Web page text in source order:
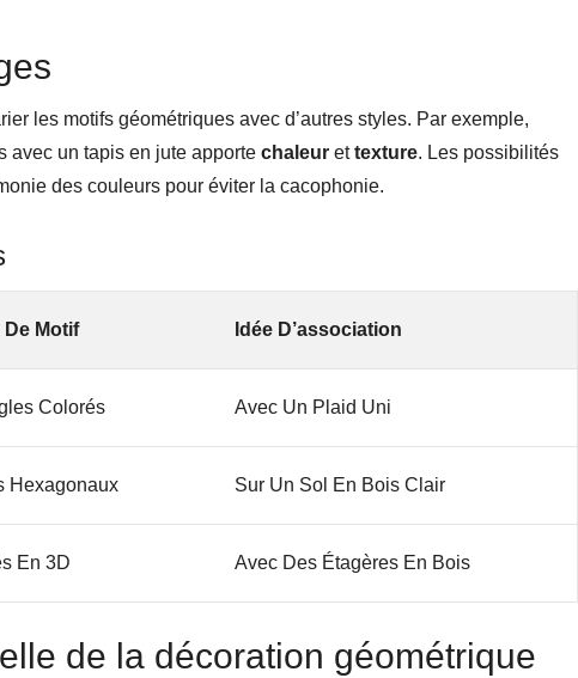
les motifs géométriques avec d’autres styles. Par exemple,
avec un tapis en jute apporte chaleur ettexture. Les possibilités
des couleurs pour éviter la cacophonie.
De Motif Idée D’association
Colorés Avec Un Plaid Uni
Hexagonaux Sur Un Sol En Bois Clair
En 3D Avec Des Étagères En Bois
de la décoration géométrique